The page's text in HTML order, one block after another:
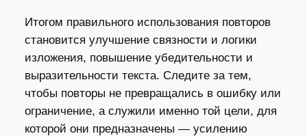
Итогом правильного использования повторов
становится улучшение связности и логики
изложения, повышение убедительности и
выразительности текста. Следите за тем,
чтобы повторы не превращались в ошибку или
ограничение, а служили именно той цели, для
которой они предназначены — усилению